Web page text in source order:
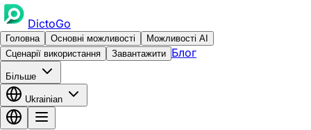
DictoGo
Головна Основні можливості
Можливості AI
Сценарії використання
Завантажити Блог
Більше
Ukrainian